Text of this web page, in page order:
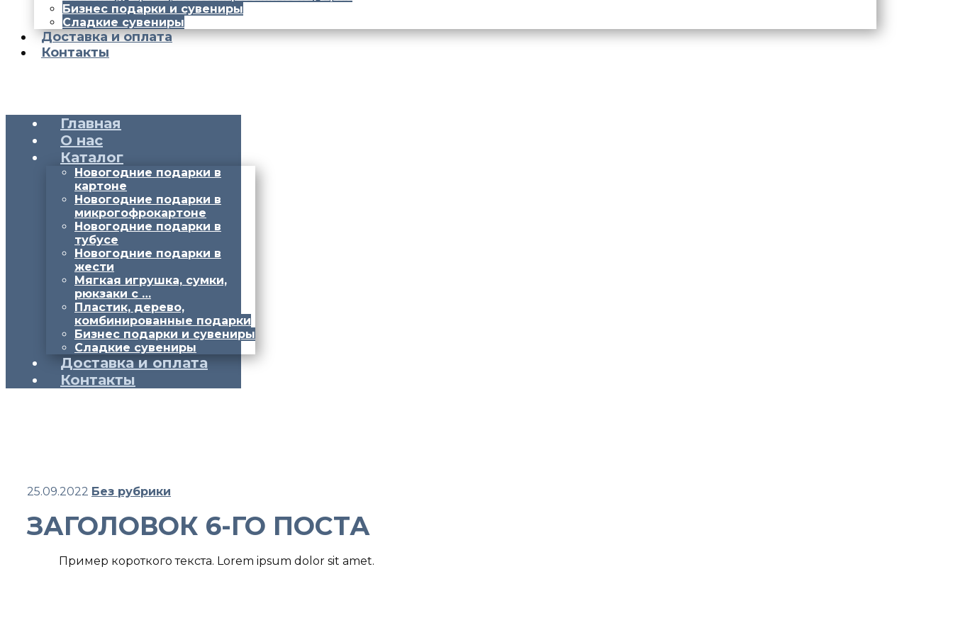
Бизнес подарки и сувениры
Сладкие сувениры
Доставка и оплата
Контакты
Главная
О нас
Каталог
Новогодние подарки в
картоне
Новогодние подарки в
микрогофрокартоне
Новогодние подарки в
тубусе
Новогодние подарки в
жести
Мягкая игрушка, сумки,
рюкзаки с …
Пластик, дерево,
комбинированные подарки
Бизнес подарки и сувениры
Сладкие сувениры
Доставка и оплата
Контакты
25.09.2022 Без рубрики
ЗАГОЛОВОК 6-ГО ПОСТА
Пример короткого текста. Lorem ipsum dolor sit amet.